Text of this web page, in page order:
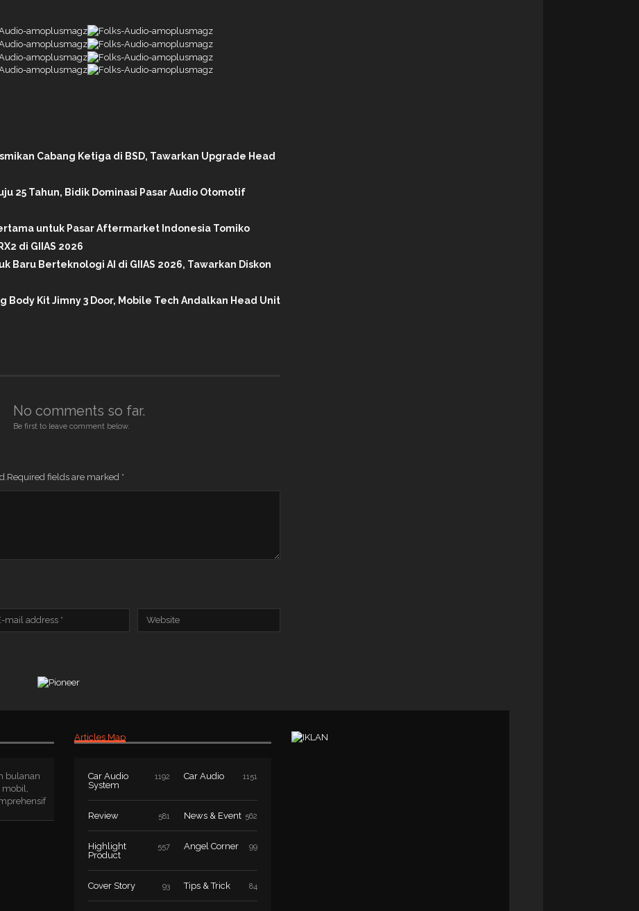
Cabang Ketiga di BSD, Tawarkan Upgrade Head
25 Tahun, Bidik Dominasi Pasar Audio Otomotif
untuk Pasar Aftermarket Indonesia Tomiko
di GIIAS 2026
Baru Berteknologi AI di GIIAS 2026, Tawarkan Diskon
Body Kit Jimny 3 Door, Mobile Tech Andalkan Head Unit
No comments so far.
Be first to leave comment below.
Required fields are marked *
bulanan
Articles Map
Car Audio
System
1192 Car Audio 1151
Review 581 News & Event 562
Highlight
Product
557 Angel Corner 99
Cover Story 93 Tips & Trick 84